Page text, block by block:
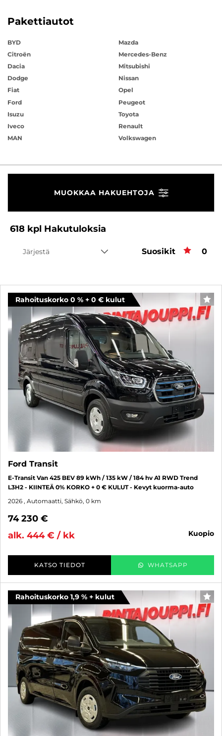
Pakettiautot
BYD
Citroën
Dacia
Dodge
Fiat
Ford
Isuzu
Iveco
MAN
Mazda
Mercedes-Benz
Mitsubishi
Nissan
Opel
Peugeot
Toyota
Renault
Volkswagen
MUOKKAA HAKUEHTOJA
618 kpl Hakutuloksia
Järjestä Suosikit 0
Rahoituskorko 0 % + 0 € kulut
Ford Transit
E-Transit Van 425 BEV 89 kWh / 135 kW / 184 hv A1 RWD Trend
L3H2 - KIINTEÄ 0% KORKO + 0 € KULUT - Kevyt kuorma-auto
2026 , Automaatti, Sähkö, 0 km
74 230 €
alk. 444 € / kk
kuopio
KATSO TIEDOT WHATSAPP
Rahoituskorko 1,9 % + kulut